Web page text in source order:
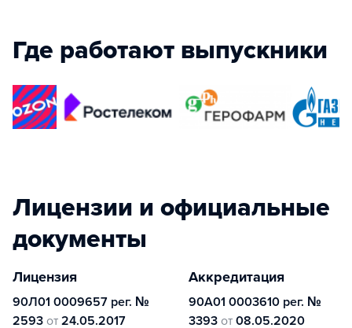
Где работают выпускники
Лицензии и официальные
документы
Лицензия
90Л01 0009657 рег. №
2593 от 24.05.2017
Аккредитация
90А01 0003610 рег. №
3393 от 08.05.2020